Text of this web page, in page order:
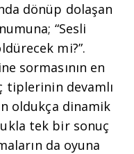
dönüp dolaşan
“Sesli
mi?”.
sormasının en
tiplerinin devamlı
oldukça dinamik
tek bir sonuç
da oyuna